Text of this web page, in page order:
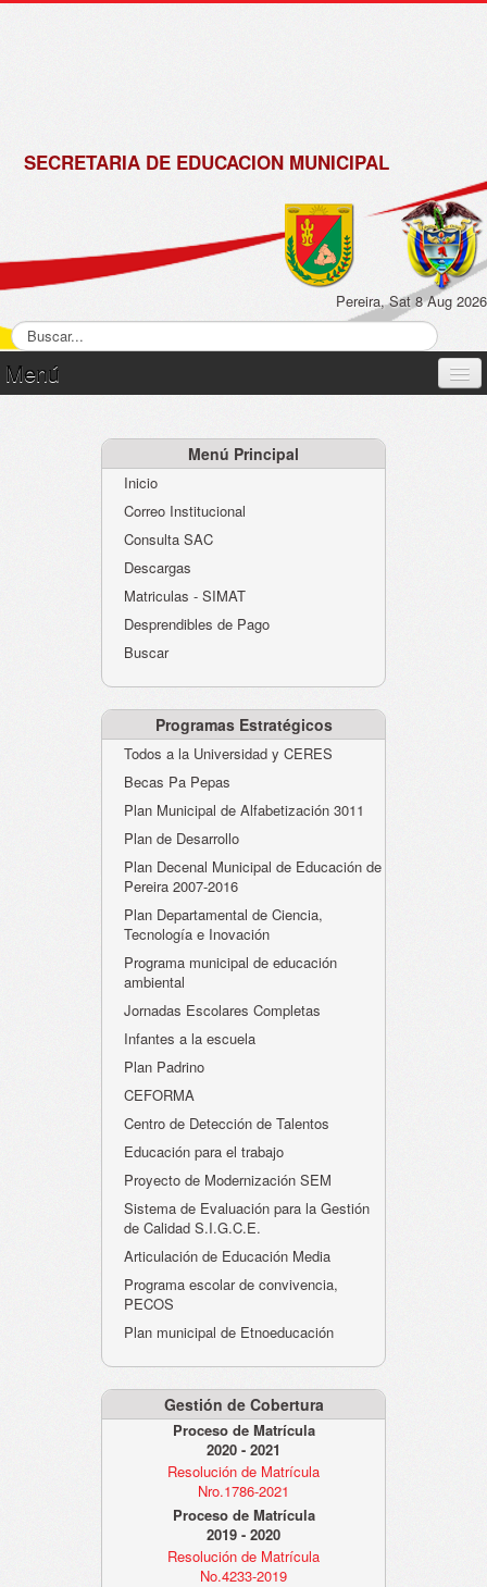
SECRETARIA DE EDUCACION MUNICIPAL
Pereira, Sat 8 Aug 2026
Menú
Atención al Ciudadano
Instituciones Educativas
Despacho Secretaría
Evaluación desempeño
Humano-Cesantías
Menú Principal
Inicio
Correo Institucional
Consulta SAC
Descargas
Matriculas - SIMAT
Desprendibles de Pago
Buscar
Programas Estratégicos
Todos a la Universidad y CERES
Becas Pa Pepas
Plan Municipal de Alfabetización 3011
Plan de Desarrollo
Plan Decenal Municipal de Educación de
Pereira 2007-2016
Plan Departamental de Ciencia,
Tecnología e Inovación
Programa municipal de educación
ambiental
Jornadas Escolares Completas
Infantes a la escuela
Plan Padrino
CEFORMA
Centro de Detección de Talentos
Educación para el trabajo
Proyecto de Modernización SEM
Sistema de Evaluación para la Gestión
de Calidad S.I.G.C.E.
Articulación de Educación Media
Programa escolar de convivencia,
PECOS
Plan municipal de Etnoeducación
Gestión de Cobertura
Proceso de Matrícula
2020 - 2021
Resolución de Matrícula
Nro.1786-2021
Proceso de Matrícula
2019 - 2020
Resolución de Matrícula
No.4233-2019
de